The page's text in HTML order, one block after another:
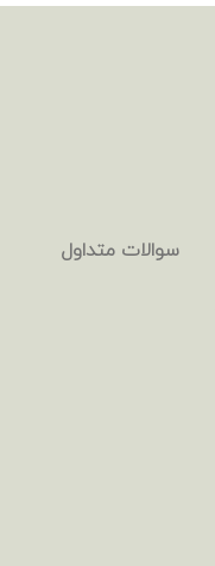
سوالات متداول